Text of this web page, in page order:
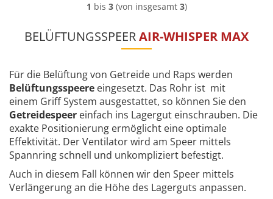
1 bis 3(von insgesamt 3)
BELÜFTUNGSSPEERAIR-WHISPER MAX
Für die Belüftung von Getreide und Raps werden
Belüftungsspeere eingesetzt. Das Rohr ist mit
einem Griff System ausgestattet, so können Sie den
Getreidespeer einfach ins Lagergut einschrauben. Die
exakte Positionierung ermöglicht eine optimale
Effektivität. Der Ventilator wird am Speer mittels
Spannring schnell und unkompliziert befestigt.
Auch in diesem Fall können wir den Speer mittels
Verlängerung an die Höhe des Lagerguts anpassen.